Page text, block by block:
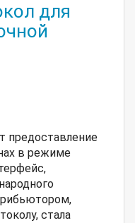
для
предоставление
в режиме
стала